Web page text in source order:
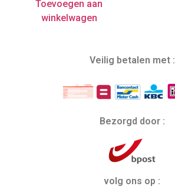
Toevoegen aan
winkelwagen
Veilig betalen met :
Bezorgd door :
volg ons op :